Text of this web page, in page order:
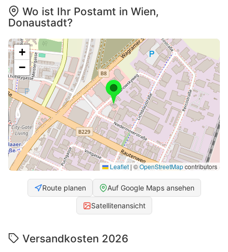
Wo ist Ihr Postamt in Wien,
Donaustadt?
+
−
Leaflet | ©OpenStreetMapcontributors
Route planen Auf Google Maps ansehen
Satellitenansicht
Versandkosten 2026